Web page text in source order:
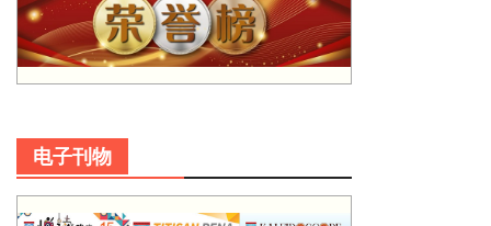
电子刊物